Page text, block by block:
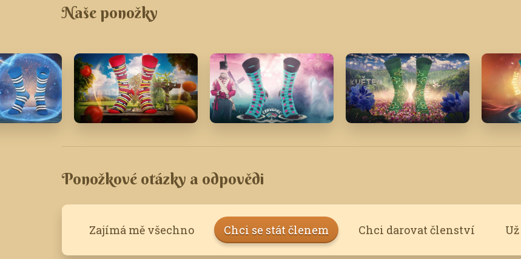
Naše ponožky
Ponožkové otázky a odpovědi
Zajímá mě všechno Chci se stát členem Chci darovat členství